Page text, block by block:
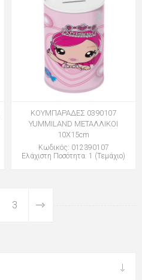
ΚΟΥΜΠΑΡΑΔΕΣ 0390107
YUMMILAND ΜΕΤΑΛΛΙΚΟΙ
10Χ15cm
Κωδικός: 012390107
Ελάχιστη Ποσότητα: 1 (Τεμάχιο)
3